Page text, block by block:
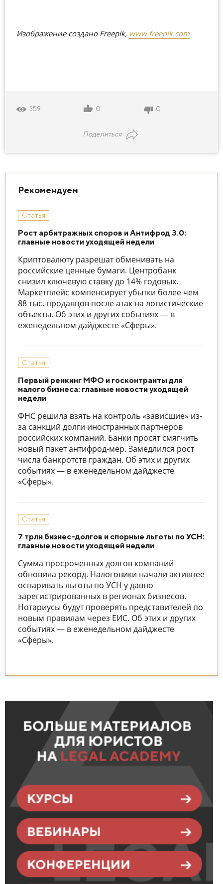
Изображение создано Freepik, www.freepik.com
359 0 0
Поделиться
Рекомендуем
Статья
Рост арбитражных споров и Антифрод 3.0:
главные новости уходящей недели
Криптовалюту разрешат обменивать на
российские ценные бумаги. Центробанк
снизил ключевую ставку до 14% годовых.
Маркетплейс компенсирует убытки более чем
88 тыс. продавцов после атак на логистические
объекты. Об этих и других событиях — в
еженедельном дайджесте «Сферы».
Статья
Первый ренкинг МФО и госконтранты для
малого бизнеса: главные новости уходящей
недели
ФНС решила взять на контроль «зависшие» из-
за санкций долги иностранных партнеров
российских компаний. Банки просят смягчить
новый пакет антифрод-мер. Замедлился рост
числа банкротств граждан. Об этих и других
событиях — в еженедельном дайджесте
«Сферы».
Статья
7 трлн бизнес-долгов и спорные льготы по УСН:
главные новости уходящей недели
Сумма просроченных долгов компаний
обновила рекорд. Налоговики начали активнее
оспаривать льготы по УСН у давно
зарегистрированных в регионах бизнесов.
Нотариусы будут проверять представителей по
новым правилам через ЕИС. Об этих и других
событиях — в еженедельном дайджесте
«Сферы».